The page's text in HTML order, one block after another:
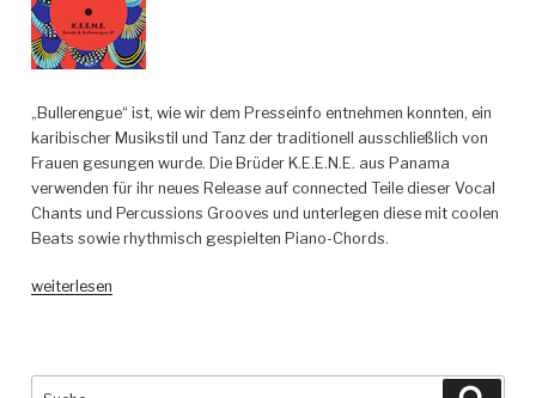
„Bullerengue“ ist, wie wir dem Presseinfo entnehmen konnten, ein
karibischer Musikstil und Tanz der traditionell ausschließlich von
Frauen gesungen wurde. Die Brüder K.E.E.N.E. aus Panama
verwenden für ihr neues Release auf connected Teile dieser Vocal
Chants und Percussions Grooves und unterlegen diese mit coolen
Beats sowie rhythmisch gespielten Piano-Chords.
„K.E.E.N.E.
weiterlesen